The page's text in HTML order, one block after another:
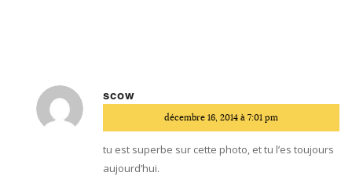
scow
:
décembre 16, 2014 à 7:01 pm
tu est superbe sur cette photo, et tu l’es toujours
aujourd’hui.